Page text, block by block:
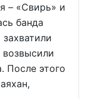
– «Свирь» и
банда
После этого